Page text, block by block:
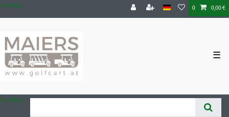
Zum Blog 0 0,00 €
☰
Zum Blog